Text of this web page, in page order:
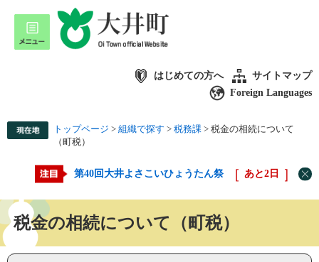
はじめての方へ
サイトマップ
Foreign Languages
トップページ > 組織で探す > 税務課 > 税金の相続について
（町税）
第40回大井よさこいひょうたん祭 あと2 日
税金の相続について（町税）